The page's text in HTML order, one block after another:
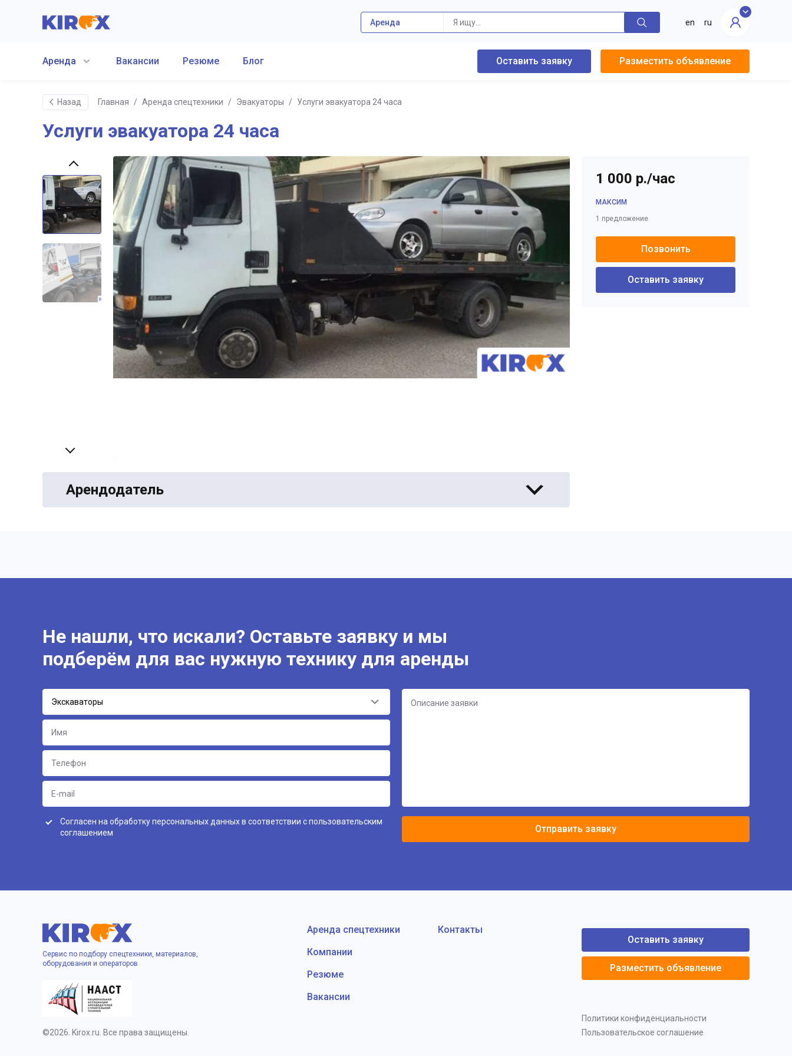
Аренда en ru
Аренда Вакансии Резюме Блог Оставить заявку Разместить объявление
Назад Главная / Аренда спецтехники / Эвакуаторы / Услуги эвакуатора 24 часа
Услуги эвакуатора 24 часа
1 000 р./час
МАКСИМ
1 предложение
Позвонить
Оставить заявку
Арендодатель
Не нашли, что искали? Оставьте заявку и мы
подберём для вас нужную технику для аренды
Экскаваторы
Согласен на обработку персональных данных в соответствии спользовательским
соглашением
Отправить заявку
Сервис по подбору спецтехники, материалов,
оборудования и операторов
©2026. Kirox.ru. Все права защищены.
Аренда спецтехники
Компании
Резюме
Вакансии
Контакты
Оставить заявку
Разместить объявление
Политики конфиденциальности
Пользовательское соглашение